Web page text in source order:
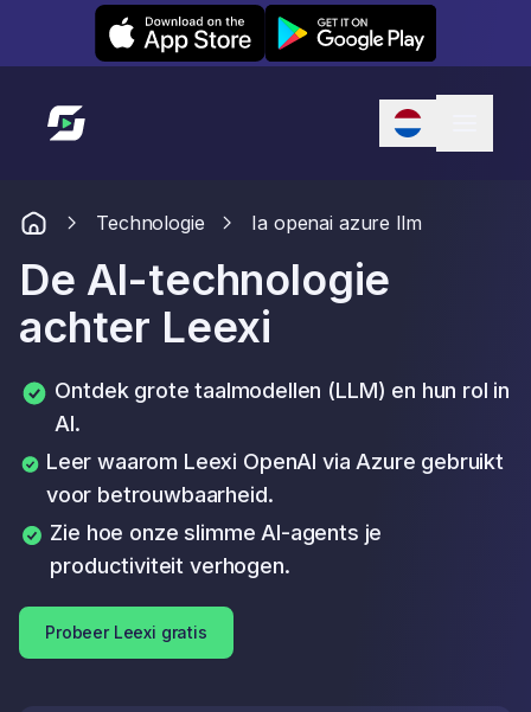
Leexi on iOS Leexi on Android
Link naar startpagina
Technologie Ia openai azure llm
De AI-technologie
achter Leexi
Ontdek grote taalmodellen (LLM) en hun rol in
AI.
Leer waarom Leexi OpenAI via Azure gebruikt
voor betrouwbaarheid.
Zie hoe onze slimme AI-agents je
productiviteit verhogen.
Probeer Leexi gratis